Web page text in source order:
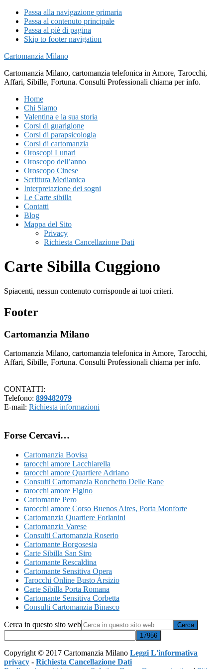
Passa alla navigazione primaria
Passa al contenuto principale
Passa al piè di pagina
Skip to footer navigation
Cartomanzia Milano
Cartomanzia Milano, cartomanzia telefonica in Amore, Tarocchi,
Affari, Sibille, Fortuna. Consulti Professionali chiama per info.
Home
Chi Siamo
Valentina e la sua storia
Corsi di guarigione
Corsi di parapsicologia
Corsi di cartomanzia
Oroscopi Lunari
Oroscopo dell’anno
Oroscopo Cinese
Scrittura Medianica
Interpretazione dei sogni
Le Carte sibilla
Contatti
Blog
Mappa del Sito
Privacy
Richiesta Cancellazione Dati
Carte Sibilla Cuggiono
Spiacenti, nessun contenuto corrisponde ai tuoi criteri.
Footer
Cartomanzia Milano
Cartomanzia Milano, cartomanzia telefonica in Amore, Tarocchi,
Affari, Sibille, Fortuna. Consulti Professionali chiama per info.
CONTATTI:
Telefono: 899482079
E-mail: Richiesta informazioni
Forse Cercavi…
Cartomanzia Bovisa
tarocchi amore Lacchiarella
tarocchi amore Quartiere Adriano
Consulti Cartomanzia Ronchetto Delle Rane
tarocchi amore Figino
Cartomante Pero
tarocchi amore ​Corso Buenos Aires,​ Porta Monforte
Cartomanzia Quartiere Forlanini
Cartomanzia Varese
Consulti Cartomanzia Roserio
Cartomante Borgosesia
Carte Sibilla San Siro
Cartomante Rescaldina
Cartomante Sensitiva Opera
Tarocchi Online Busto Arsizio
Carte Sibilla Porta Romana
Cartomante Sensitiva Corbetta
Consulti Cartomanzia Binasco
Cerca in questo sito web
Copyright © 2017 Cartomanzia Milano Leggi L'informativa
privacy - Richiesta Cancellazione Dati